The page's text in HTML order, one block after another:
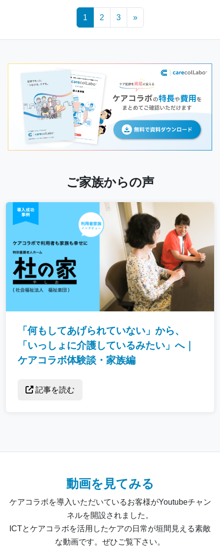
1 2 3 »
ご家族からの声
「何もしてあげられていない」から、
「いっしょに介護しているみたい」へ｜
ケアコラボ体験談・家族編
記事を読む
動画を見てみる
ケアコラボを導入いただいているお客様がYoutubeチャン
ネルを開設されました。
ICTとケアコラボを活用したケアの日常が垣間見える素敵
な動画です。ぜひご覧下さい。